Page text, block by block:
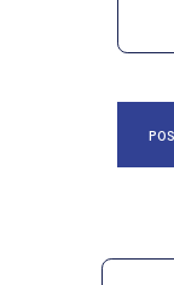
Buscar: